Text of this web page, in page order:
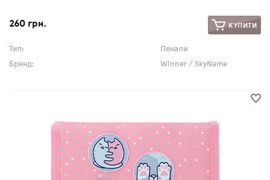
260 грн. КУПИТИ
Тип:
Пенали
Бренд:
Winner / SkyName